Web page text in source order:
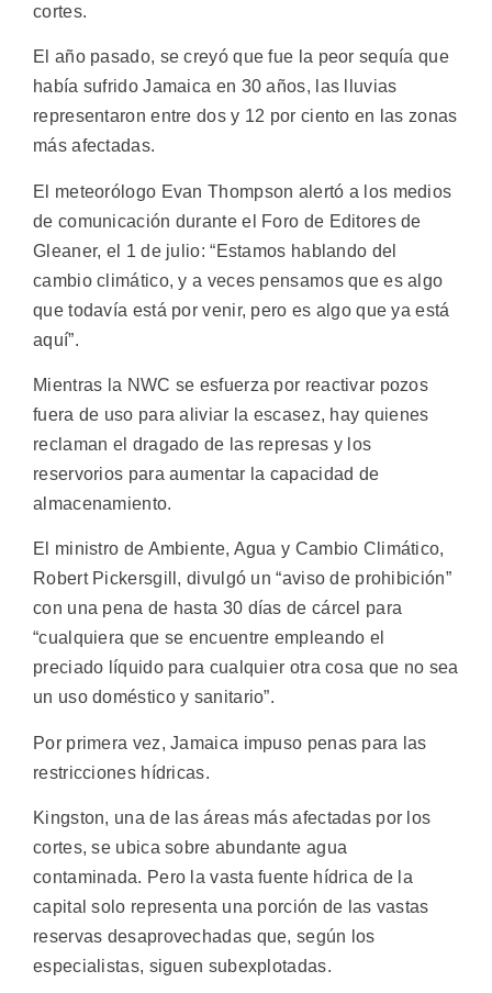
cortes.
El año pasado, se creyó que fue la peor sequía que
había sufrido Jamaica en 30 años, las lluvias
representaron entre dos y 12 por ciento en las zonas
más afectadas.
El meteorólogo Evan Thompson alertó a los medios
de comunicación durante el Foro de Editores de
Gleaner, el 1 de julio: “Estamos hablando del
cambio climático, y a veces pensamos que es algo
que todavía está por venir, pero es algo que ya está
aquí”.
Mientras la NWC se esfuerza por reactivar pozos
fuera de uso para aliviar la escasez, hay quienes
reclaman el dragado de las represas y los
reservorios para aumentar la capacidad de
almacenamiento.
El ministro de Ambiente, Agua y Cambio Climático,
Robert Pickersgill, divulgó un “aviso de prohibición”
con una pena de hasta 30 días de cárcel para
“cualquiera que se encuentre empleando el
preciado líquido para cualquier otra cosa que no sea
un uso doméstico y sanitario”.
Por primera vez, Jamaica impuso penas para las
restricciones hídricas.
Kingston, una de las áreas más afectadas por los
cortes, se ubica sobre abundante agua
contaminada. Pero la vasta fuente hídrica de la
capital solo representa una porción de las vastas
reservas desaprovechadas que, según los
especialistas, siguen subexplotadas.